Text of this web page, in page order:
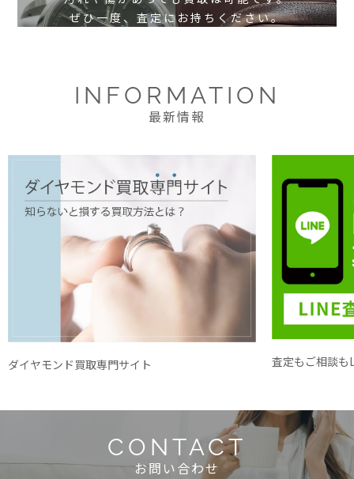
ぜひ一度、査定にお持ちください。
INFORMATION
最新情報
ダイヤモンド買取専門サイト 査定もご相談も
CONTACT
お問い合わせ